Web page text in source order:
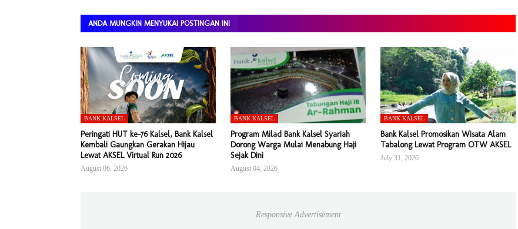
ANDA MUNGKIN MENYUKAI POSTINGAN INI
BANK KALSEL
Peringati HUT ke-76 Kalsel, Bank Kalsel
Kembali Gaungkan Gerakan Hijau
Lewat AKSEL Virtual Run 2026
August 06, 2026
BANK KALSEL
Program Milad Bank Kalsel Syariah
Dorong Warga Mulai Menabung Haji
Sejak Dini
August 04, 2026
BANK KALSEL
Bank Kalsel Promosikan Wisata Alam
Tabalong Lewat Program OTW AKSEL
July 31, 2026
Responsive Advertisement